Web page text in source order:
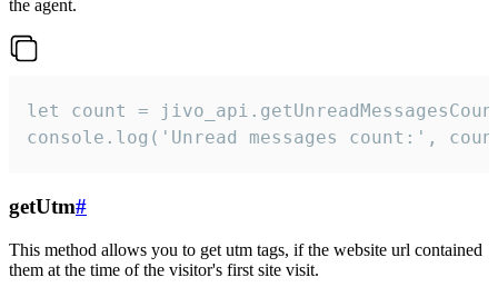
the agent.
let count =
console.log('Unread messages count:',
getUtm#
This method allows you to get utm tags, if the website url contained
them at the time of the visitor's first site visit.